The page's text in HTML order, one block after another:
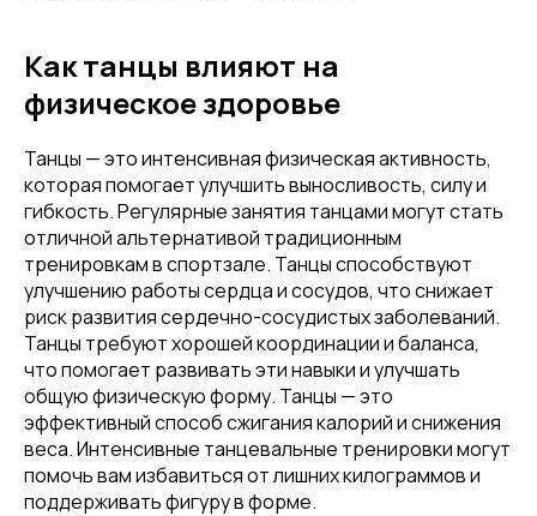
Как танцы влияют на
физическое здоровье
Танцы — это интенсивная физическая активность,
которая помогает улучшить выносливость, силу и
гибкость. Регулярные занятия танцами могут стать
отличной альтернативой традиционным
тренировкам в спортзале. Танцы способствуют
улучшению работы сердца и сосудов, что снижает
риск развития сердечно-сосудистых заболеваний.
Танцы требуют хорошей координации и баланса,
что помогает развивать эти навыки и улучшать
общую физическую форму. Танцы — это
эффективный способ сжигания калорий и снижения
веса. Интенсивные танцевальные тренировки могут
помочь вам избавиться от лишних килограммов и
поддерживать фигуру в форме.